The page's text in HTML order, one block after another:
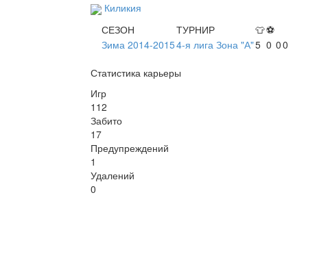
Киликия
СЕЗОН
ТУРНИР 👕⚽
Зима 2014-20154-я лига Зона "А"5 0 00
Статистика карьеры
Игр
112
Забито
17
Предупреждений
1
Удалений
0